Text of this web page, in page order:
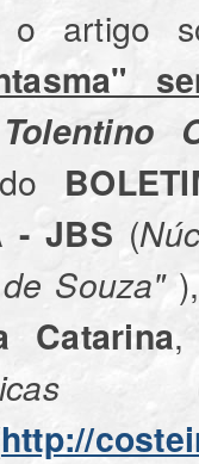
o artigo
- JBS (
Souza"
Catarina,
o
http://